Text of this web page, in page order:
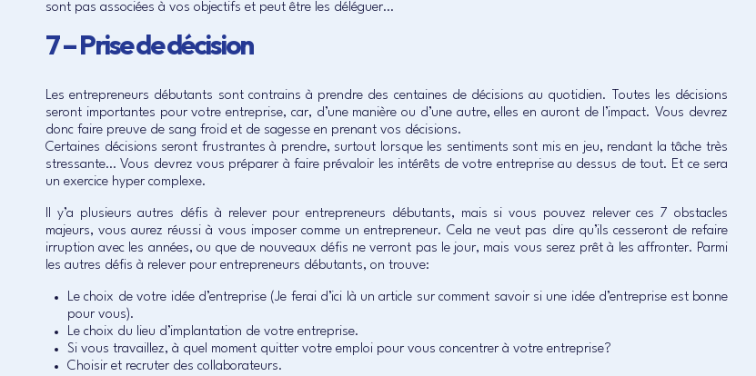
sont pas associées à vos objectifs et peut être les déléguer…
7 – Prise de décision
Les entrepreneurs débutants sont contrains à prendre des centaines de décisions au quotidien. Toutes les décisions
seront importantes pour votre entreprise, car, d’une manière ou d’une autre, elles en auront de l’impact. Vous devrez
donc faire preuve de sang froid et de sagesse en prenant vos décisions.
Certaines décisions seront frustrantes à prendre, surtout lorsque les sentiments sont mis en jeu, rendant la tâche très
stressante… Vous devrez vous préparer à faire prévaloir les intérêts de votre entreprise au dessus de tout. Et ce sera
un exercice hyper complexe.
Il y’a plusieurs autres défis à relever pour entrepreneurs débutants, mais si vous pouvez relever ces 7 obstacles
majeurs, vous aurez réussi à vous imposer comme un entrepreneur. Cela ne veut pas dire qu’ils cesseront de refaire
irruption avec les années, ou que de nouveaux défis ne verront pas le jour, mais vous serez prêt à les affronter. Parmi
les autres défis à relever pour entrepreneurs débutants, on trouve:
Le choix de votre idée d’entreprise (Je ferai d’ici là un article sur comment savoir si une idée d’entreprise est bonne
pour vous).
Le choix du lieu d’implantation de votre entreprise.
Si vous travaillez, à quel moment quitter votre emploi pour vous concentrer à votre entreprise?
Choisir et recruter des collaborateurs.